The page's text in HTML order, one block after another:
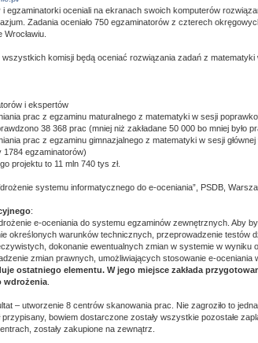
egzaminatorki oceniali na ekranach swoich komputerów
Zadania oceniało 750 egzaminatorów z czterech
komisji będą oceniać rozwiązania zadań z matematyki
i ekspertów
prac z egzaminu maturalnego z matematyki w sesji
38 368 prac (mniej niż zakładane 50 000 bo mniej było
prac z egzaminu gimnazjalnego z matematyki w sesji
1784 egzaminatorów)
projektu to 11 mln 740 tys zł.
systemu informatycznego do e-oceniania”, PSDB,
:
e-oceniania do systemu egzaminów zewnętrznych. Aby
określonych warunków technicznych, przeprowadzenie testów
dokonanie ewentualnych zmian w systemie w wyniku
zmian prawnych, umożliwiających stosowanie e-oceniania
ostatniego elementu. W jego miejsce zakłada
wdrożenia
– utworzenie 8 centrów skanowania prac. Nie zagroziło to
bowiem dostarczone zostały wszystkie pozostałe
zostały zakupione na zewnątrz.